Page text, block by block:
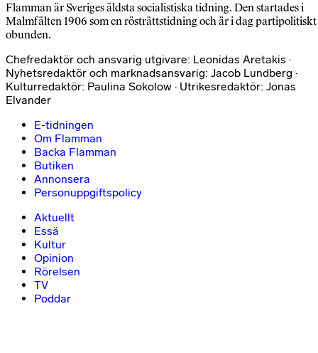
Flamman är Sveriges äldsta socialistiska tidning. Den startades i
Malmfälten 1906 som en rösträttstidning och är i dag partipolitiskt
obunden.
Chefredaktör och ansvarig utgivare: Leonidas Aretakis ·
Nyhetsredaktör och marknadsansvarig: Jacob Lundberg ·
Kulturredaktör: Paulina Sokolow · Utrikesredaktör: Jonas
Elvander
E-tidningen
Om Flamman
Backa Flamman
Butiken
Annonsera
Personuppgiftspolicy
Aktuellt
Essä
Kultur
Opinion
Rörelsen
TV
Poddar